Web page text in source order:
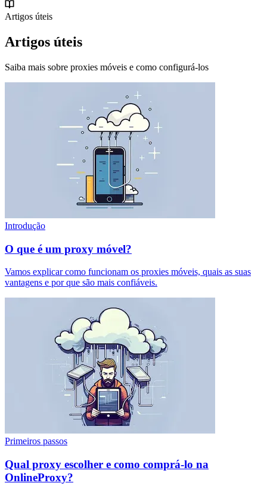
Artigos úteis
Artigos úteis
Saiba mais sobre proxies móveis e como configurá-los
Introdução
O que é um proxy móvel?
Vamos explicar como funcionam os proxies móveis, quais as suas
vantagens e por que são mais confiáveis.
Primeiros passos
Qual proxy escolher e como comprá-lo na
OnlineProxy?